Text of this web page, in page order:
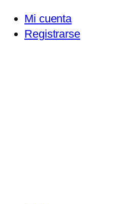
Mi cuenta
Registrarse